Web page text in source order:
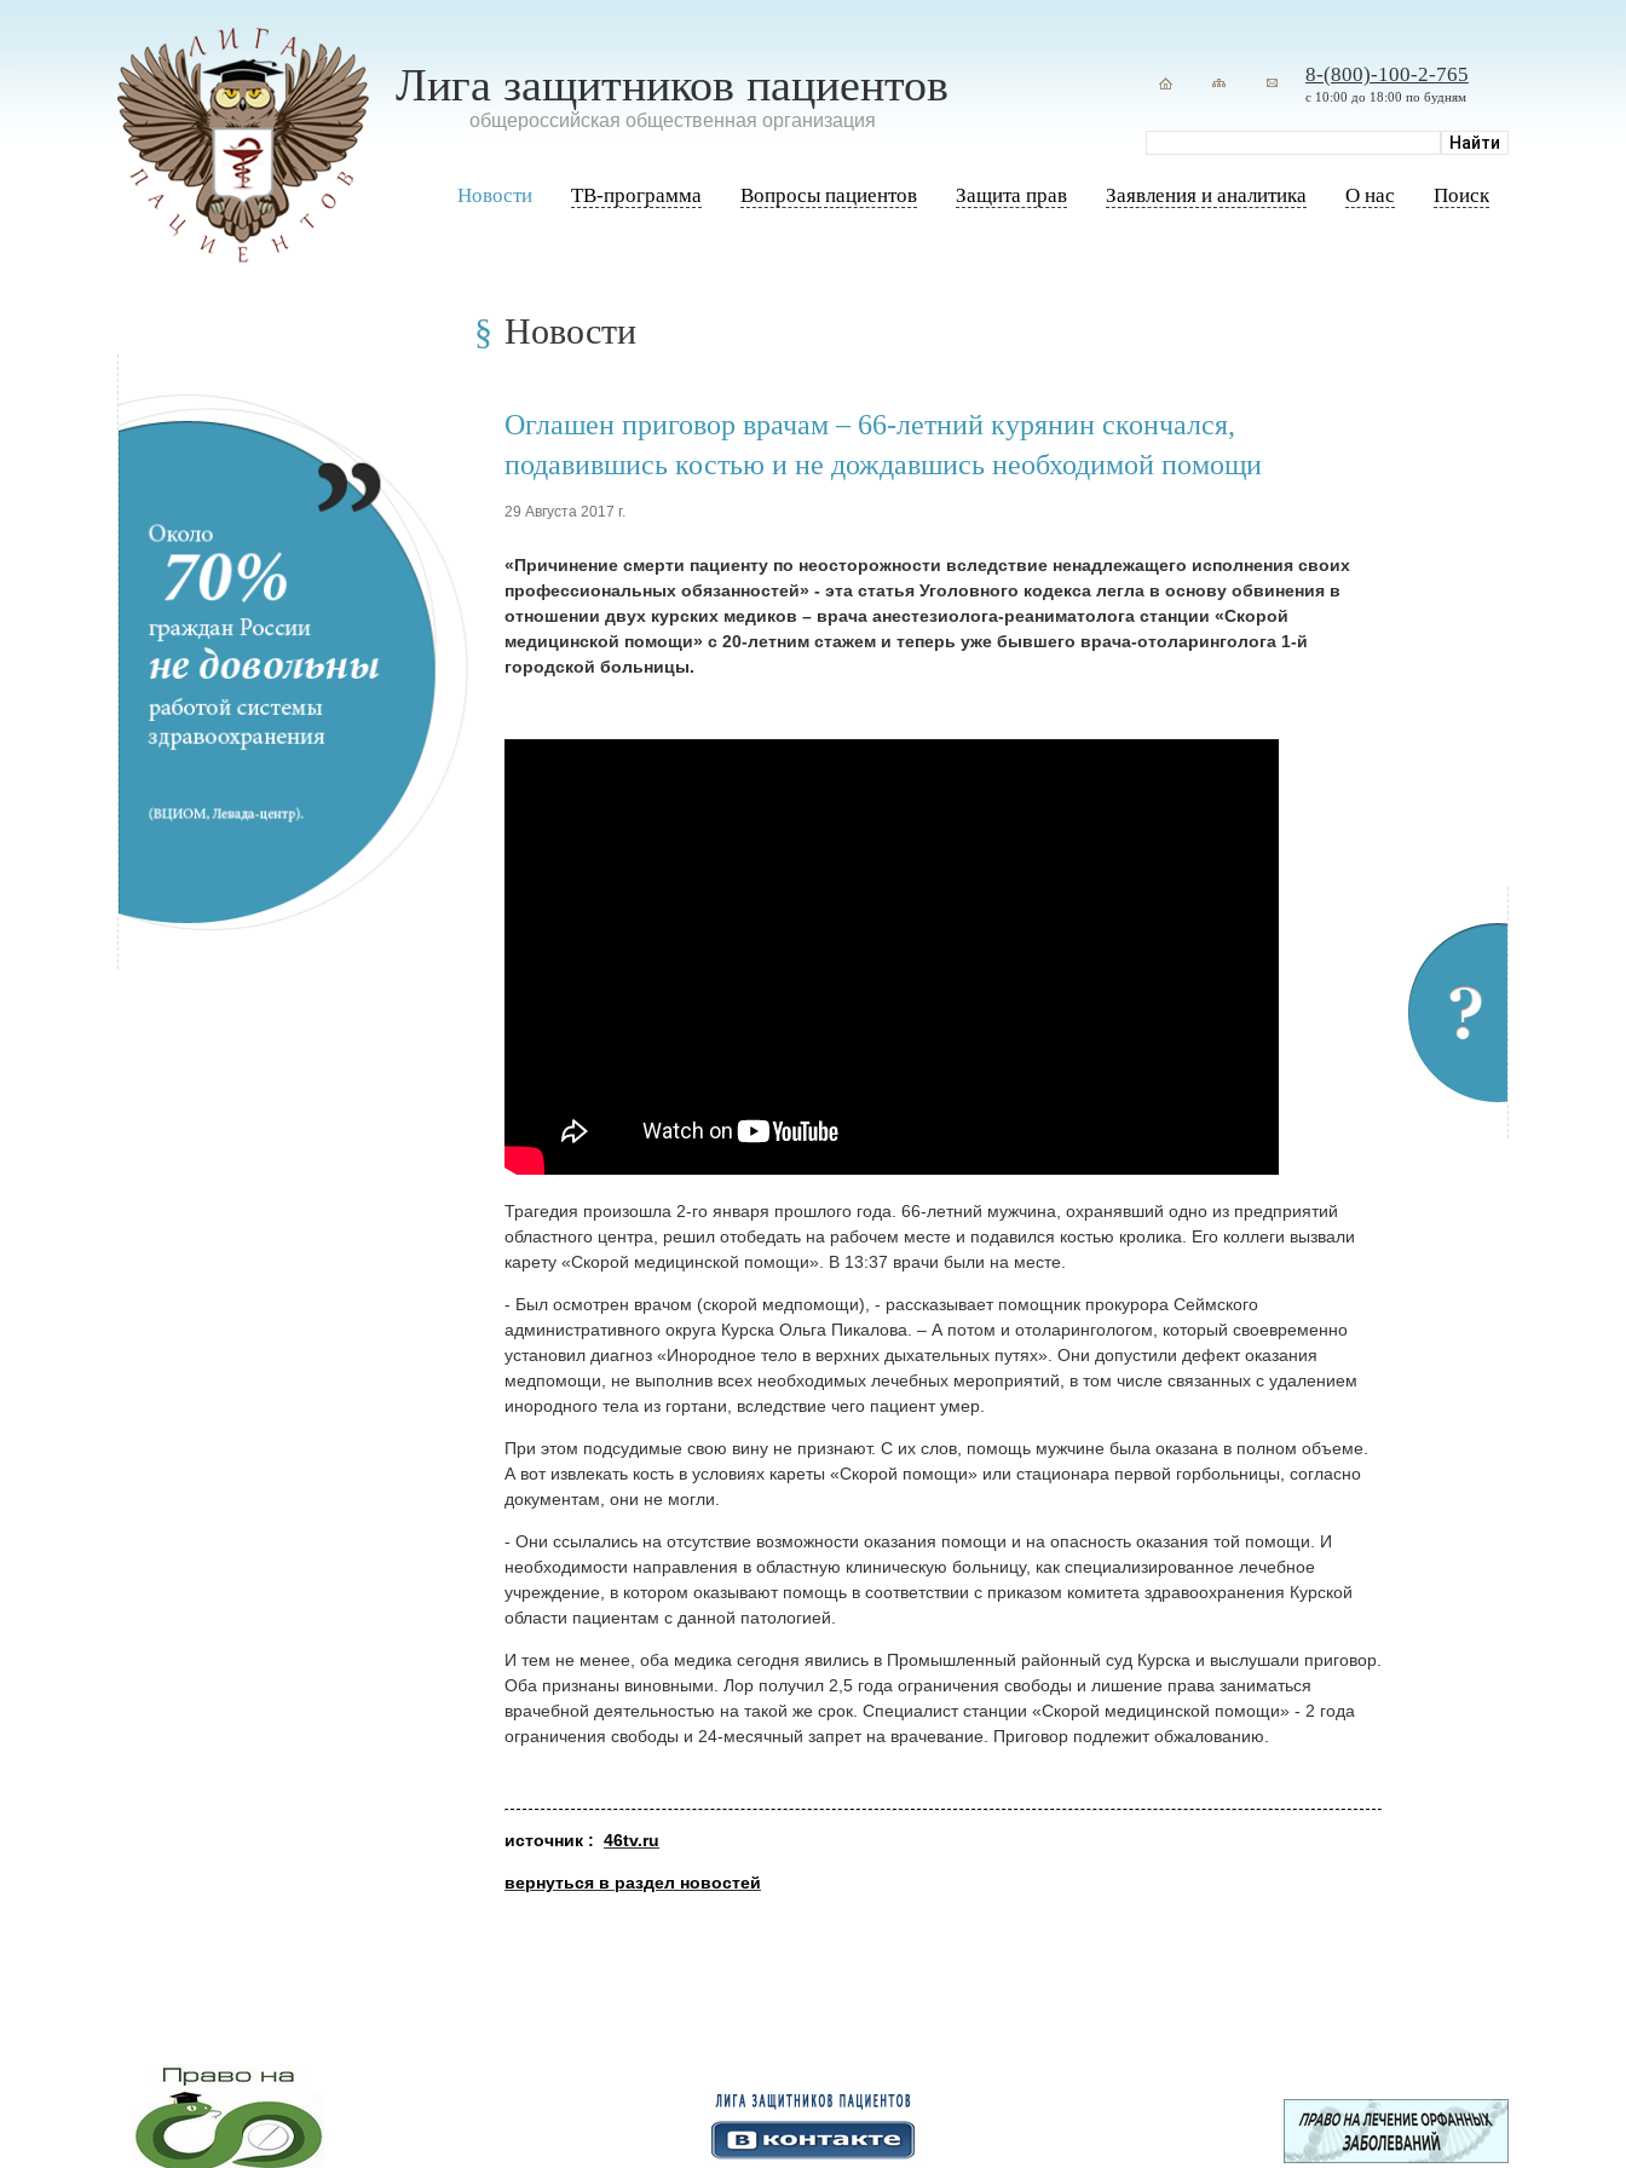
Лига защитников пациентов
oбщероссийская общественная организация
8-(800)-100-2-765
с 10:00 до 18:00 по будням
Новости ТВ-программа Вопросы пациентов Защита прав Заявления и аналитика О нас Поиск
Новости
Оглашен приговор врачам – 66-летний курянин скончался,
подавившись костью и не дождавшись необходимой помощи
29 Августа 2017 г.
«Причинение смерти пациенту по неосторожности вследствие ненадлежащего исполнения своих
профессиональных обязанностей» - эта статья Уголовного кодекса легла в основу обвинения в
отношении двух курских медиков – врача анестезиолога-реаниматолога станции «Скорой
медицинской помощи» с 20-летним стажем и теперь уже бывшего врача-отоларинголога 1-й
городской больницы.
Трагедия произошла 2-го января прошлого года. 66-летний мужчина, охранявший одно из предприятий
областного центра, решил отобедать на рабочем месте и подавился костью кролика. Его коллеги вызвали
карету «Скорой медицинской помощи». В 13:37 врачи были на месте.
- Был осмотрен врачом (скорой медпомощи), - рассказывает помощник прокурора Сеймского
административного округа Курска Ольга Пикалова. – А потом и отоларингологом, который своевременно
установил диагноз «Инородное тело в верхних дыхательных путях». Они допустили дефект оказания
медпомощи, не выполнив всех необходимых лечебных мероприятий, в том числе связанных с удалением
инородного тела из гортани, вследствие чего пациент умер.
При этом подсудимые свою вину не признают. С их слов, помощь мужчине была оказана в полном объеме.
А вот извлекать кость в условиях кареты «Скорой помощи» или стационара первой горбольницы, согласно
документам, они не могли.
- Они ссылались на отсутствие возможности оказания помощи и на опасность оказания той помощи. И
необходимости направления в областную клиническую больницу, как специализированное лечебное
учреждение, в котором оказывают помощь в соответствии с приказом комитета здравоохранения Курской
области пациентам с данной патологией.
И тем не менее, оба медика сегодня явились в Промышленный районный суд Курска и выслушали приговор.
Оба признаны виновными. Лор получил 2,5 года ограничения свободы и лишение права заниматься
врачебной деятельностью на такой же срок. Специалист станции «Скорой медицинской помощи» - 2 года
ограничения свободы и 24-месячный запрет на врачевание. Приговор подлежит обжалованию.
источник : 46tv.ru
вернуться в раздел новостей